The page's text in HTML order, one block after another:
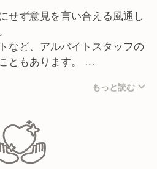
マン
袋店／中目黒店／
／国立店／
田店／新秋津店／
せず意見を言い合える風通し
など、アルバイトスタッフの
ともあります。
も可能。ひとりひとりの頑張
お待ちしています！
私たちと一緒に作っていきま
もっと読む